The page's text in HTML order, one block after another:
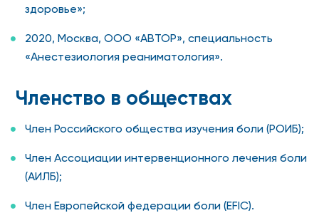
здоровье»;
2020, Москва, ООО «АВТОР», специальность
«Анестезиология реаниматология».
Членство в обществах
Член Российского общества изучения боли (РОИБ);
Член Ассоциации интервенционного лечения боли
(АИЛБ);
Член Европейской федерации боли (EFIC).